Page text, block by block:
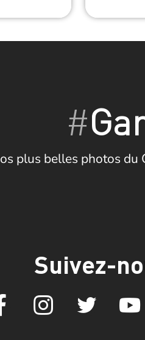
#
plus belles photos du
Suivez-